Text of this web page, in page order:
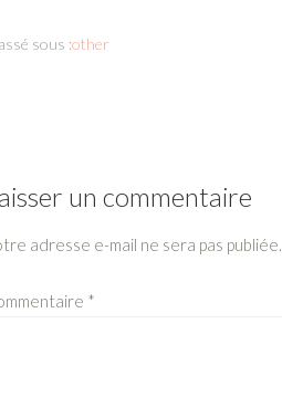
sous :other
un commentaire
adresse e-mail ne sera pas publiée.
*